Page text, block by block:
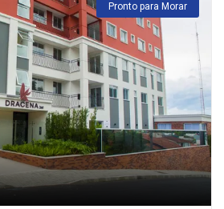
Pronto para Morar